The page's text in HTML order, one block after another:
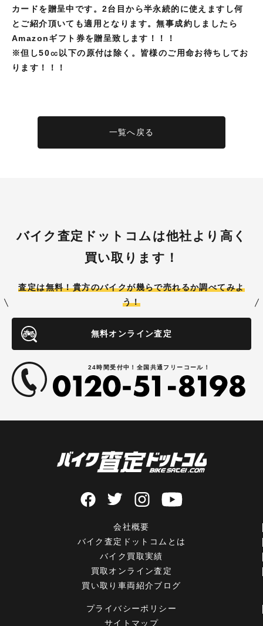
カードを贈呈中です。2台目から半永続的に使えますし何
とご紹介頂いても適用となります。無事成約しましたら
Amazonギフト券を贈呈致します！！！
※但し50㏄以下の原付は除く。皆様のご用命お待ちしてお
ります！！！
一覧へ戻る
バイク査定ドットコムは他社より高く
買い取ります！
査定は無料！貴方のバイクが幾らで売れるか調べてみよ
う！
無料オンライン査定
24時間受付中！全国共通フリーコール！
会社概要
バイク査定ドットコムとは
バイク買取実績
買取オンライン査定
買い取り車両紹介ブログ
プライバシーポリシー
サイトマップ